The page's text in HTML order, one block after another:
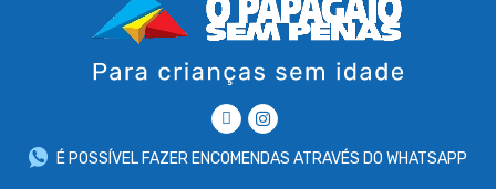
É POSSÍVEL FAZER ENCOMENDAS ATRAVÉS DO WHATSAPP